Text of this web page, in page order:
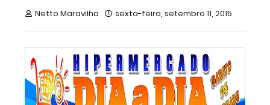
Netto Maravilha sexta-feira, setembro 11, 2015